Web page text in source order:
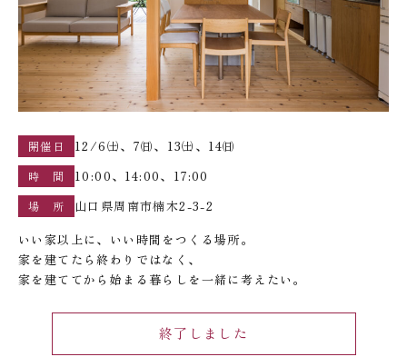
開催日 12/6㈯、7㈰、13㈯、14㈰
時 間 10:00、14:00、17:00
場 所
山口県周南市楠木2-3-2
いい家以上に、いい時間をつくる場所。
家を建てたら終わりではなく、
家を建ててから始まる暮らしを一緒に考えたい。
終了しました